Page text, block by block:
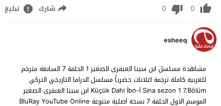
0
0 شارك تبليغ
esheeq
مشاهدة مسلسل ابن سينا العبقري الصغير 1 الحلقة 7 السابعة مترجم
للعربية كاملة ترجمة اعلانات حصرياً مسلسل الدراما التاريخي التركي
Küçük Dahi İbn-İ Sina sezon 1 7.Bölüm ابن سينا العبقري الصغير
الموسم الاول الحلقة 7 نسخة اصلية متنوعة BluRay YouTube Online